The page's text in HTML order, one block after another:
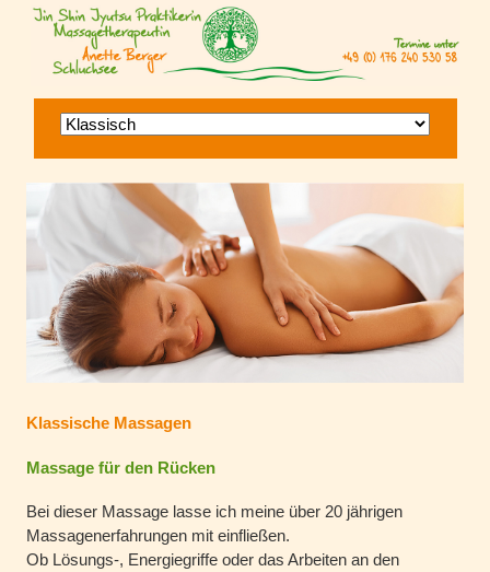
Navigation
überspringen
Klassische Massagen
Massage für den Rücken
Bei dieser Massage lasse ich meine über 20 jährigen
Massagenerfahrungen mit einfließen.
Ob Lösungs-, Energiegriffe oder das Arbeiten an den